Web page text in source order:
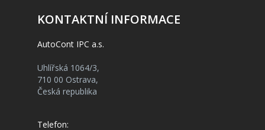
KONTAKTNÍ INFORMACE
AutoCont IPC a.s.
Uhlířská 1064/3,
710 00 Ostrava,
Česká republika
Telefon: